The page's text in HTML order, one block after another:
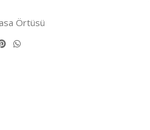
Örtüsü